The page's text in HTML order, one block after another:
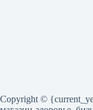
Copyright ©